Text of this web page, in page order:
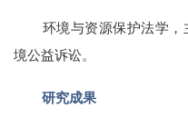
环境与资源保护法学
境公益诉讼。
研究成果